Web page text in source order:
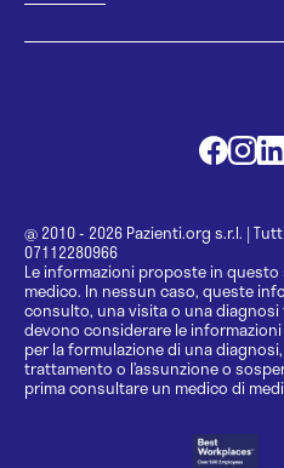
@ 2010 - 2026 Pazienti.org s.r.l. |
07112280966
Le informazioni proposte in
medico. In nessun caso, queste
consulto, una visita o una
devono considerare le
per la formulazione di una
trattamento o l’assunzione o
prima consultare un medico di